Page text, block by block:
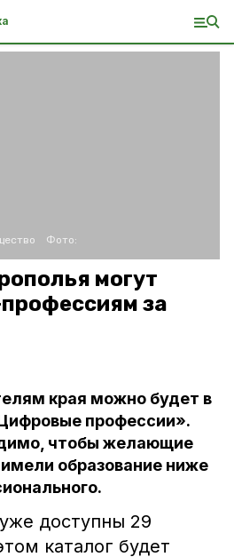
Фото:
могут
за
края можно будет в
профессии».
чтобы желающие
образование ниже
доступны 29
каталог будет